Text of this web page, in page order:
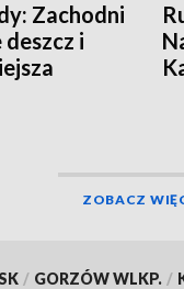
Zachodni
i
ZOBACZ
/ GORZÓW WLKP. /